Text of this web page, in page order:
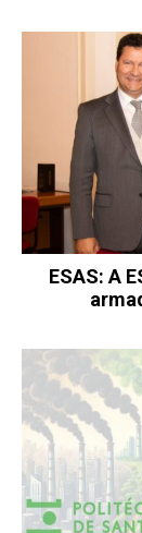
ESAS: A